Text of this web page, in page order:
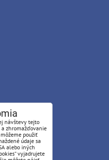
návštevy tejto
zhromažďovanie
použiť
údaje sa
alebo iných
vyjadrujete